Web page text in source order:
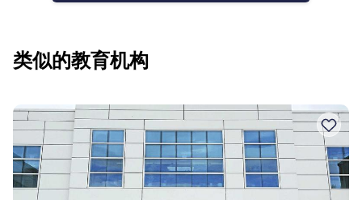
类似的教育机构